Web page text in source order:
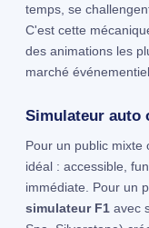
temps, se
C'est cette
des animations les
marché événementiel.
Simulateur auto
Pour un public mixte
idéal : accessible,
immédiate. Pour un
simulateur F1avec